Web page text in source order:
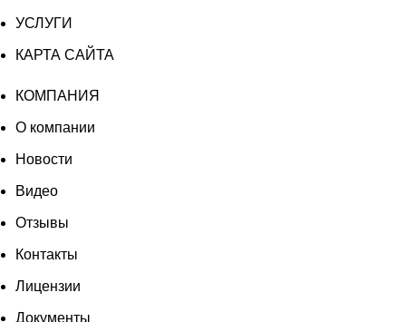
УСЛУГИ
КАРТА САЙТА
КОМПАНИЯ
О компании
Новости
Видео
Отзывы
Контакты
Лицензии
Документы